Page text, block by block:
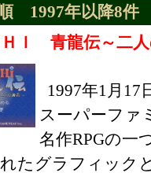
1997年以降8件
ＨＩ 青龍伝～二人
1997年1月17
スーパーファ
名作RPGの一
たグラフィック